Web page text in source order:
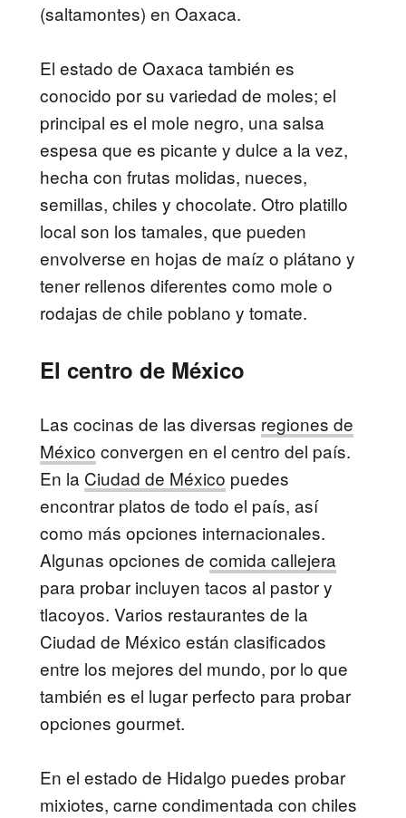
(saltamontes) en Oaxaca.
El estado de Oaxaca también es
conocido por su variedad de moles; el
principal es el mole negro, una salsa
espesa que es picante y dulce a la vez,
hecha con frutas molidas, nueces,
semillas, chiles y chocolate. Otro platillo
local son los tamales, que pueden
envolverse en hojas de maíz o plátano y
tener rellenos diferentes como mole o
rodajas de chile poblano y tomate.
El centro de México
Las cocinas de las diversas regiones de
México convergen en elcentro del país.
En la Ciudad de México puedes
encontrar platos de todo el país, así
como más opciones internacionales.
Algunas opciones decomida callejera
para probar incluyen tacos al pastor y
tlacoyos. Varios restaurantes de la
Ciudad de México están clasificados
entre los mejores del mundo, por lo que
también es el lugar perfecto para probar
opciones gourmet.
En el estado de Hidalgo puedes probar
mixiotes, carne condimentada con chiles